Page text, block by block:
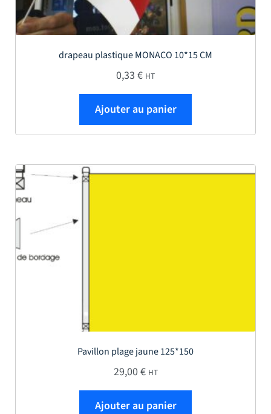
drapeau plastique MONACO 10*15 CM
0,33 € HT
Ajouter au panier
Pavillon plage jaune 125*150
29,00€ HT
Ajouter au panier